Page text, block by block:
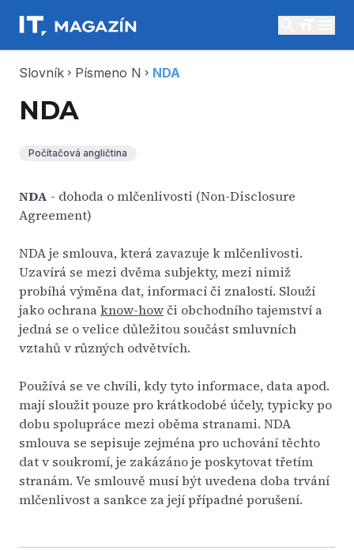
Slovník chevron_right Písmeno N chevron_right NDA
NDA
Počítačová angličtina
NDA - dohoda o mlčenlivosti (Non-Disclosure
Agreement)
NDA je smlouva, která zavazuje k mlčenlivosti.
Uzavírá se mezi dvěma subjekty, mezi nimiž
probíhá výměna dat, informací či znalostí. Slouží
jako ochranaknow-howči obchodního tajemství a
jedná se o velice důležitou součást smluvních
vztahů v různých odvětvích.
Používá se ve chvíli, kdy tyto informace, data apod.
mají sloužit pouze pro krátkodobé účely, typicky po
dobu spolupráce mezi oběma stranami. NDA
smlouva se sepisuje zejména pro uchování těchto
dat v soukromí, je zakázáno je poskytovat třetím
stranám. Ve smlouvě musí být uvedena doba trvání
mlčenlivost a sankce za její případné porušení.